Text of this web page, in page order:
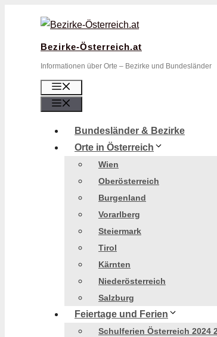
Bezirke-Österreich.at
Informationen über Orte – Bezirke und Bundesländer
Bundesländer & Bezirke
Orte in Österreich
Wien
Oberösterreich
Burgenland
Vorarlberg
Steiermark
Tirol
Kärnten
Niederösterreich
Salzburg
Feiertage und Ferien
Schulferien Österreich 2024